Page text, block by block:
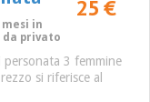
25 €
mesi in
privato
personata 3 femmine
si riferisce al